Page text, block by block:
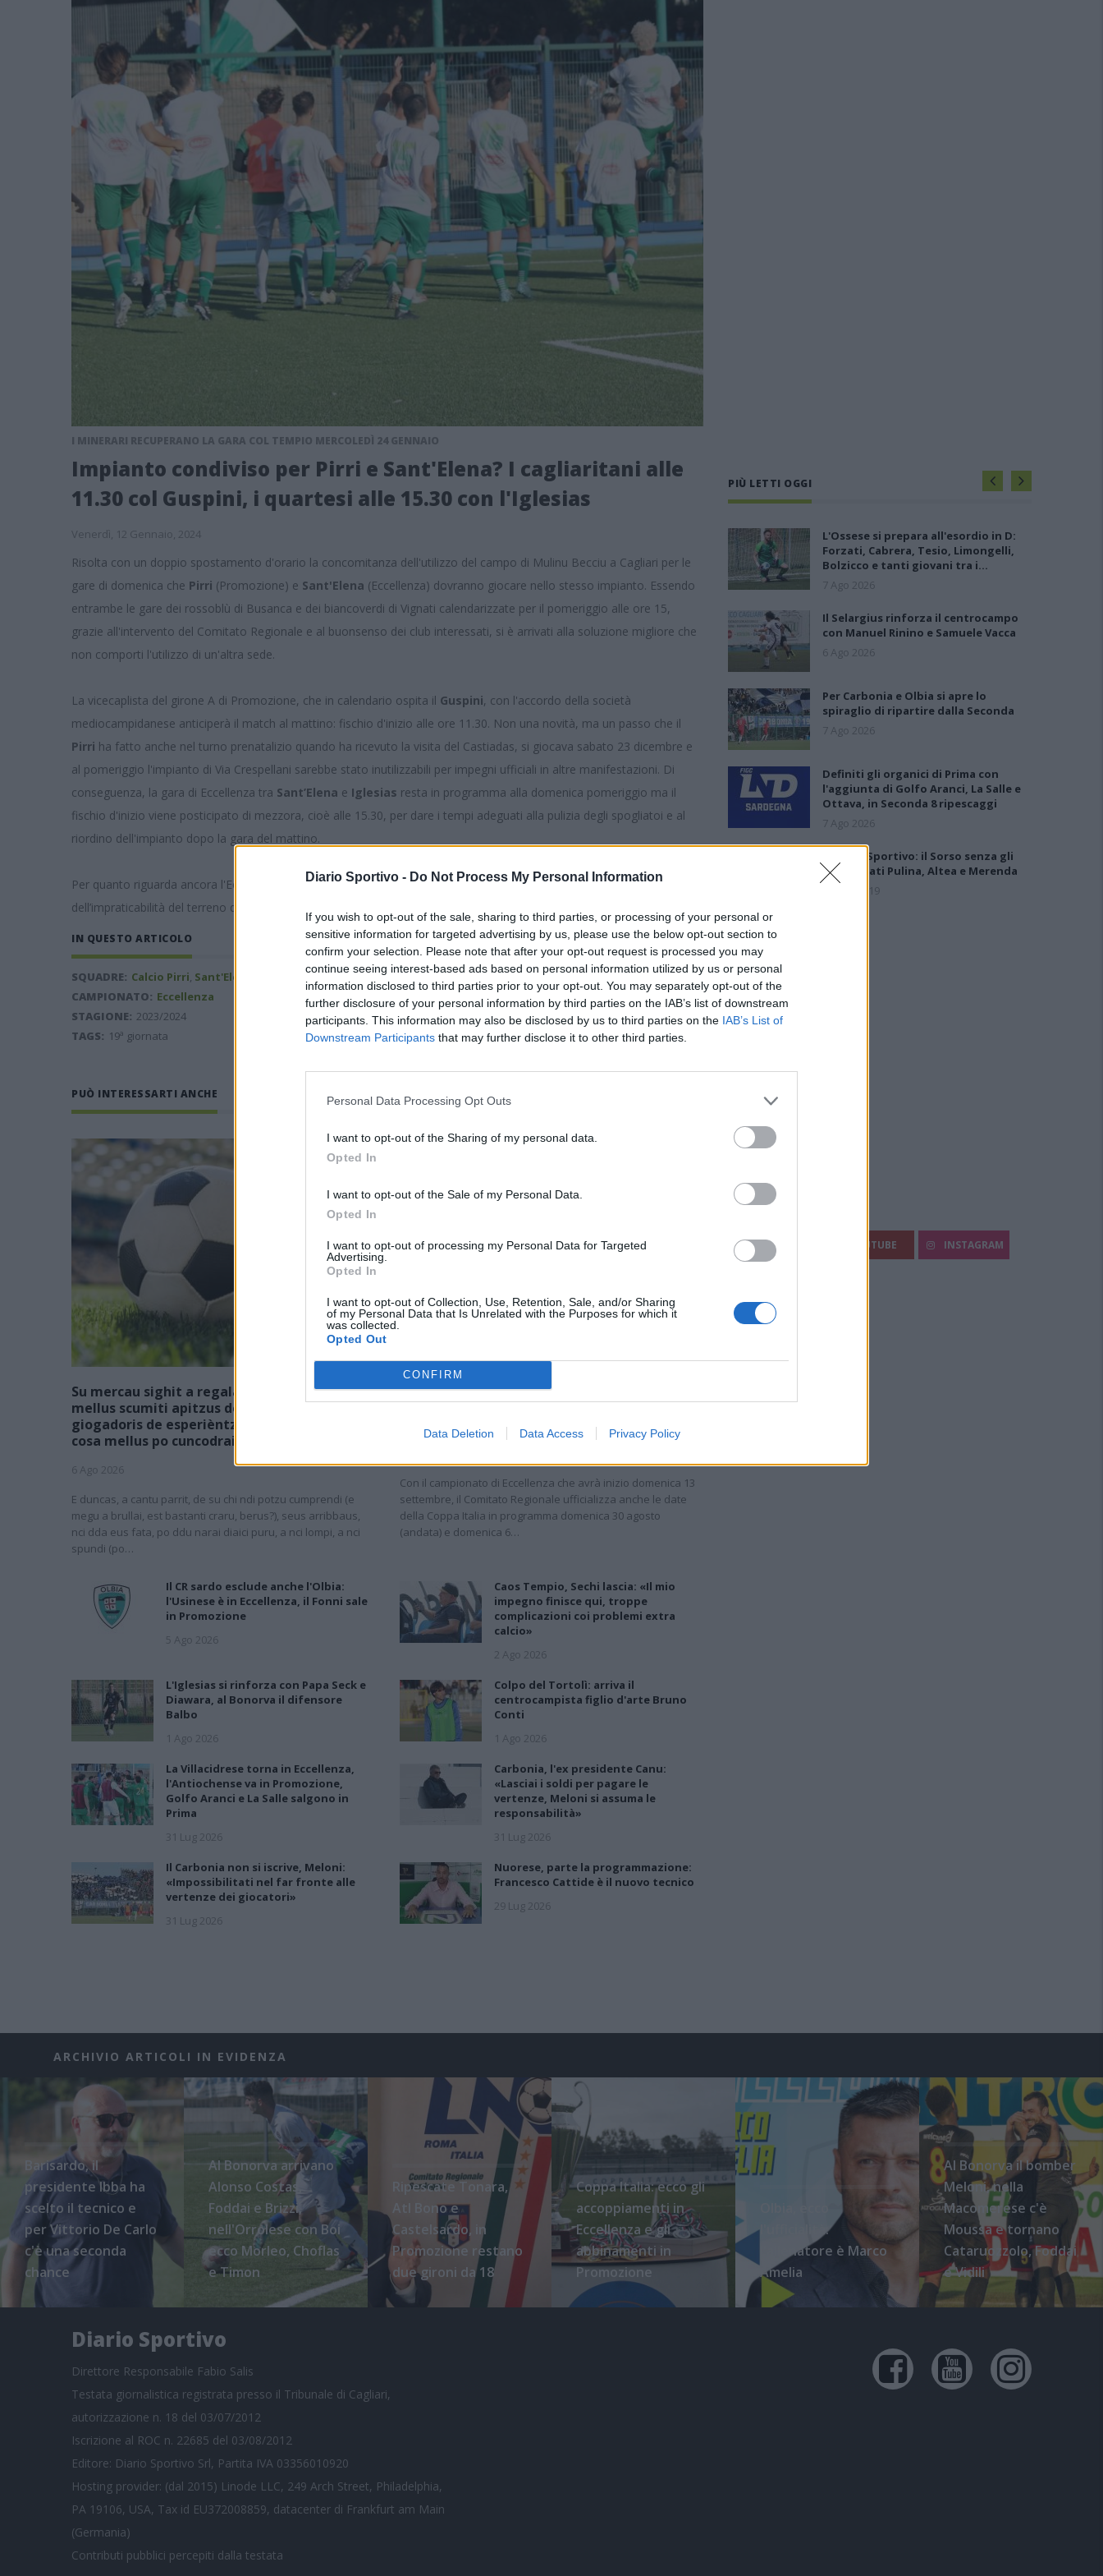
Diario Sportivo - Do Not Process My Personal Information
If you wish to opt-out of the sale, sharing to third parties, or processing of your personal or
sensitive information for targeted advertising by us, please use the below opt-out section to
confirm your selection. Please note that after your opt-out request is processed you may
continue seeing interest-based ads based on personal information utilized by us or personal
information disclosed to third parties prior to your opt-out. You may separately opt-out of the
further disclosure of your personal information by third parties on the IAB’s list of downstream
participants. This information may also be disclosed by us to third parties on the IAB’s List of
Downstream Participants that may further disclose it to other third parties.
Personal Data Processing Opt Outs
I want to opt-out of the Sharing of my personal data.
Opted In
I want to opt-out of the Sale of my Personal Data.
Opted In
I want to opt-out of processing my Personal Data for Targeted
Advertising.
Opted In
I want to opt-out of Collection, Use, Retention, Sale, and/or Sharing
of my Personal Data that Is Unrelated with the Purposes for which it
was collected.
Opted Out
CONFIRM
Data Deletion Data Access Privacy Policy
I MINERARI RECUPERANO LA GARA COL TEMPIO MERCOLEDÌ 24 GENNAIO
Impianto condiviso per Pirri e Sant'Elena? I cagliaritani alle
11.30 col Guspini, i quartesi alle 15.30 con l'Iglesias
Venerdì, 12 Gennaio, 2024
Risolta con un doppio spostamento d'orario la concomitanza dell'utilizzo del campo di Mulinu Becciu a Cagliari per le
gare di domenica che Pirri (Promozione) e Sant'Elena (Eccellenza) dovranno giocare nello stesso impianto. Essendo
entrambe le gare dei rossoblù di Busanca e dei biancoverdi di Vignati calendarizzate per il pomeriggio alle ore 15,
grazie all'intervento del Comitato Regionale e al buonsenso dei club interessati, si è arrivati alla soluzione migliore che
non comporti l'utilizzo di un'altra sede.
La vicecaplista del girone A di Promozione, che in calendario ospita il Guspini, con l'accordo della società
mediocampidanese anticiperà il match al mattino: fischio d'inizio alle ore 11.30. Non una novità, ma un passo che il
Pirri ha fatto anche nel turno prenatalizio quando ha ricevuto la visita del Castiadas, si giocava sabato 23 dicembre e
al pomeriggio l'impianto di Via Crespellani sarebbe stato inutilizzabili per impegni ufficiali in altre manifestazioni. Di
conseguenza, la gara di Eccellenza tra Sant’Elena e Iglesias resta in programma alla domenica pomeriggio ma il
fischio d'inizio viene posticipato di mezzora, cioè alle 15.30, per dare i tempi adeguati alla pulizia degli spogliatoi e al
riordino dell'impianto dopo la gara del mattino.
Per quanto riguarda ancora l'Eccellenza, inoltre, la garaIglesias-Tempio della Befana, non disputata a causa
dell’impraticabilità del terreno di gioco del Monteponi, verrà recuperata mercoledì 24 gennaio alle ore 15.
IN QUESTO ARTICOLO
SQUADRE: Calcio Pirri, Sant'Elena Quartu
CAMPIONATO: Eccellenza
STAGIONE: 2023/2024
TAGS: 19ª giornata
PUÒ INTERESSARTI ANCHE
Su mercau sighit a regalai ispantus: est
mellus scumiti apitzus de is giòvunus o is
giogadoris de esperièntzia funt sèmpiri sa
cosa mellus po cuncodrai sa rosa?
6 Ago 2026
E duncas, a cantu parrit, de su chi ndi potzu cumprendi (e
megu a brullai, est bastanti craru, berus?), seus arribbaus,
nci dda eus fata, po ddu narai diaici puru, a nci lompi, a nci
spundi (po…
Coppa Italia: gli accoppiamenti degli ottavi di
finale con i derby di Gallura, Barbagia e
Con il campionato di Eccellenza che avrà inizio domenica 13
settembre, il Comitato Regionale ufficializza anche le date
della Coppa Italia in programma domenica 30 agosto
(andata) e domenica 6…
Il CR sardo esclude anche l'Olbia:
l'Usinese è in Eccellenza, il Fonni sale
in Promozione
5 Ago 2026
Caos Tempio, Sechi lascia: «Il mio
impegno finisce qui, troppe
complicazioni coi problemi extra
calcio»
2 Ago 2026
L'Iglesias si rinforza con Papa Seck e
Diawara, al Bonorva il difensore
Balbo
1 Ago 2026
Colpo del Tortolì: arriva il
centrocampista figlio d'arte Bruno
Conti
1 Ago 2026
La Villacidrese torna in Eccellenza,
l'Antiochense va in Promozione,
Golfo Aranci e La Salle salgono in
Prima
31 Lug 2026
Carbonia, l'ex presidente Canu:
«Lasciai i soldi per pagare le
vertenze, Meloni si assuma le
responsabilità»
31 Lug 2026
Il Carbonia non si iscrive, Meloni:
«Impossibilitati nel far fronte alle
vertenze dei giocatori»
31 Lug 2026
Nuorese, parte la programmazione:
Francesco Cattide è il nuovo tecnico
29 Lug 2026
PIÙ LETTI OGGI
L'Ossese si prepara all'esordio in D:
Forzati, Cabrera, Tesio, Limongelli,
Bolzicco e tanti giovani tra i…
7 Ago 2026
Il Selargius rinforza il centrocampo
con Manuel Rinino e Samuele Vacca
6 Ago 2026
Per Carbonia e Olbia si apre lo
spiraglio di ripartire dalla Seconda
7 Ago 2026
Definiti gli organici di Prima con
l'aggiunta di Golfo Aranci, La Salle e
Ottava, in Seconda 8 ripescaggi
7 Ago 2026
Giudice Sportivo: il Sorso senza gli
squalificati Pulina, Altea e Merenda
21 Feb 2019
FACEBOOK YOUTUBE INSTAGRAM
ARCHIVIO ARTICOLI IN EVIDENZA
Barisardo, il
presidente Ibba ha
scelto il tecnico e
per Vittorio De Carlo
c'è una seconda
chance
Al Bonorva arrivano
Alonso Costas,
Foddai e Brizzi,
nell'Orrolese con Boi
ecco Morleo, Choflas
e Timon
Ripescate Tonara,
Atl Bono e
Castelsardo, in
Promozione restano
due gironi da 18
Coppa Italia: ecco gli
accoppiamenti in
Eccellenza e gli
abbinamenti in
Promozione
l'ufficialità:
l'allenatore è Marco
Amelia
Al Bonorva il bomber
Meloni, nella
Macomerese c'è
Moussa e tornano
Cataruozzolo, Foddai
e Vidili
Diario Sportivo
Direttore Responsabile Fabio Salis
Testata giornalistica registrata presso il Tribunale di Cagliari,
autorizzazione n. 18 del 03/07/2012
Iscrizione al ROC n. 22685 del 03/08/2012
Editore: Diario Sportivo Srl, Partita IVA 03356010920
Hosting provider: (dal 2015) Linode LLC, 249 Arch Street, Philadelphia,
PA 19106, USA, Tax id EU372008859, datacenter di Frankfurt am Main
(Germania)
Contributi pubblici percepiti dalla testata